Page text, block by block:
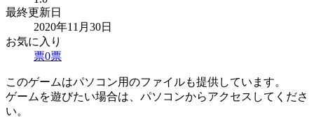
最終更新日
2020年11月30日
お気に入り
票0票
このゲームはパソコン用のファイルも提供しています。
ゲームを遊びたい場合は、パソコンからアクセスしてくださ
い。